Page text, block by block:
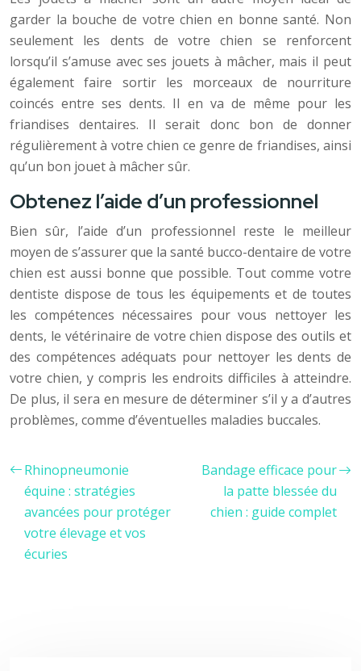
garder la bouche de votre chien en bonne santé. Non
seulement les dents de votre chien se renforcent
lorsqu’il s’amuse avec ses jouets à mâcher, mais il peut
également faire sortir les morceaux de nourriture
coincés entre ses dents. Il en va de même pour les
friandises dentaires. Il serait donc bon de donner
régulièrement à votre chien ce genre de friandises, ainsi
qu’un bon jouet à mâcher sûr.
Obtenez l’aide d’un professionnel
Bien sûr, l’aide d’un professionnel reste le meilleur
moyen de s’assurer que la santé bucco-dentaire de votre
chien est aussi bonne que possible. Tout comme votre
dentiste dispose de tous les équipements et de toutes
les compétences nécessaires pour vous nettoyer les
dents, le vétérinaire de votre chien dispose des outils et
des compétences adéquats pour nettoyer les dents de
votre chien, y compris les endroits difficiles à atteindre.
De plus, il sera en mesure de déterminer s’il y a d’autres
problèmes, comme d’éventuelles maladies buccales.
Rhinopneumonie
équine : stratégies
avancées pour protéger
votre élevage et vos
écuries
Bandage efficace pour
la patte blessée du
chien : guide complet